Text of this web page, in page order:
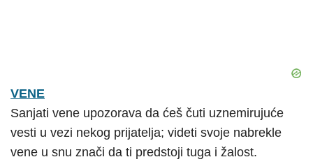
VENE
Sanjati vene upozorava da ćeš čuti uznemirujuće
vesti u vezi nekog prijatelja; videti svoje nabrekle
vene u snu znači da ti predstoji tuga i žalost.